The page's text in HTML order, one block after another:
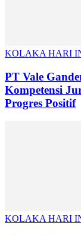
KOLAKA HARI
PT Vale
Kompetensi
Progres Positif
KOLAKA HARI